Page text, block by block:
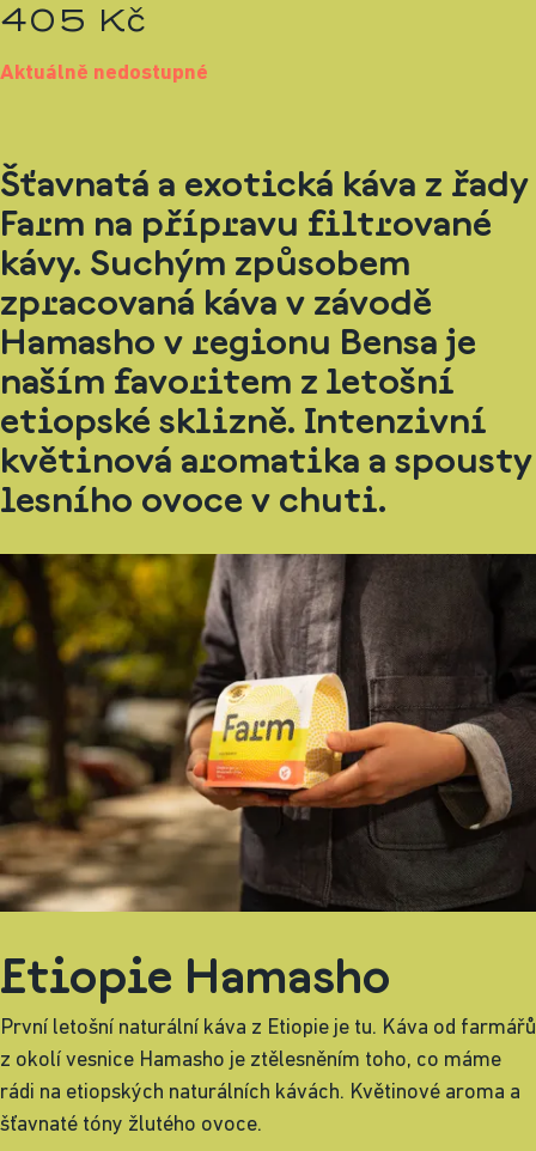
405 Kč
Aktuálně nedostupné
Šťavnatá a exotická káva z řady
Farm na přípravu filtrované
kávy. Suchým způsobem
zpracovaná káva v závodě
Hamasho v regionu Bensa je
naším favoritem z letošní
etiopské sklizně. Intenzivní
květinová aromatika a spousty
lesního ovoce v chuti.
Etiopie Hamasho
První letošní naturální káva z Etiopie je tu. Káva od farmářů
z okolí vesnice Hamasho je ztělesněním toho, co máme
rádi na etiopských naturálních kávách. Květinové aroma a
šťavnaté tóny žlutého ovoce.